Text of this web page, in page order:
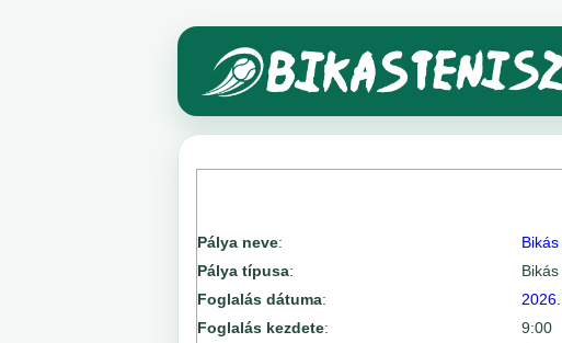
Pálya neve:
Pálya típusa:
Foglalás dátuma:
Foglalás kezdete: 9:00